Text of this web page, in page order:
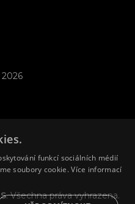
. Všechna práva vyhrazena.
funkcí sociálních médií
soubory cookie.Více informací